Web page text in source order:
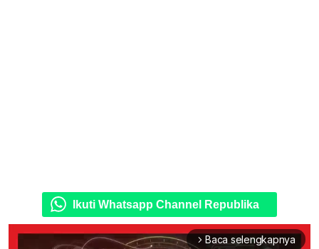
Ikuti Whatsapp Channel Republika
arrow_forward_ios Baca selengkapnya